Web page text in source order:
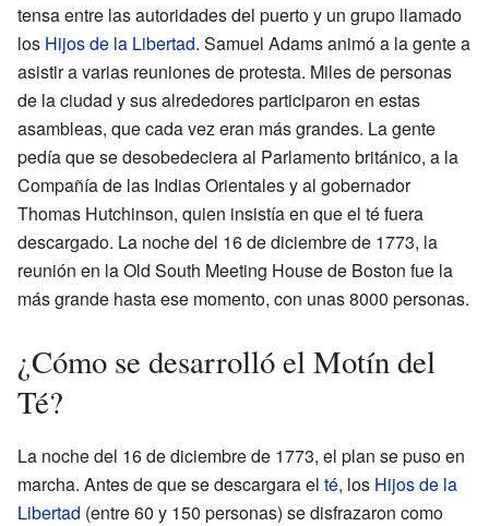
tensa entre las autoridades del puerto y un grupo llamado
los Hijos de la Libertad. Samuel Adams animó a la gente a
asistir a varias reuniones de protesta. Miles de personas
de la ciudad y sus alrededores participaron en estas
asambleas, que cada vez eran más grandes. La gente
pedía que se desobedeciera al Parlamento británico, a la
Compañía de las Indias Orientales y al gobernador
Thomas Hutchinson, quien insistía en que el té fuera
descargado. La noche del 16 de diciembre de 1773, la
reunión en la Old South Meeting House de Boston fue la
más grande hasta ese momento, con unas 8000 personas.
¿Cómo se desarrolló el Motín del
Té?
La noche del 16 de diciembre de 1773, el plan se puso en
marcha. Antes de que se descargara el té, los Hijos de la
Libertad (entre 60 y 150 personas) se disfrazaron como